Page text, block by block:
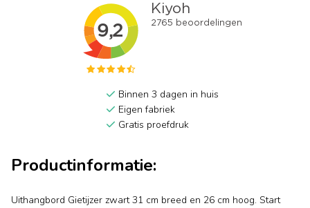
Binnen 3 dagen in huis
Eigen fabriek
Gratis proefdruk
Productinformatie:
Uithangbord Gietijzer zwart 31 cm breed en 26 cm hoog. Start